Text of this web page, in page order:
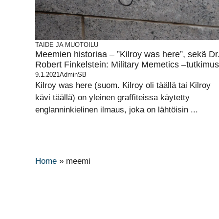
TAIDE JA MUOTOILU
Meemien historiaa – ”Kilroy was here”, sekä Dr.
Robert Finkelstein: Military Memetics –tutkimus
9.1.2021AdminSB
Kilroy was here (suom. Kilroy oli täällä tai Kilroy
kävi täällä) on yleinen graffiteissa käytetty
englanninkielinen ilmaus, joka on lähtöisin ...
Home » meemi